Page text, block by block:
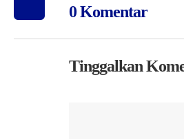
0 Komentar
Tinggalkan